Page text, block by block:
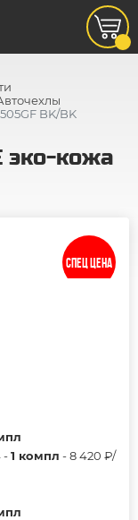
BK/BK
эко-кожа
СПЕЦ ЦЕНА
-1 компл - 8 420 ₽/